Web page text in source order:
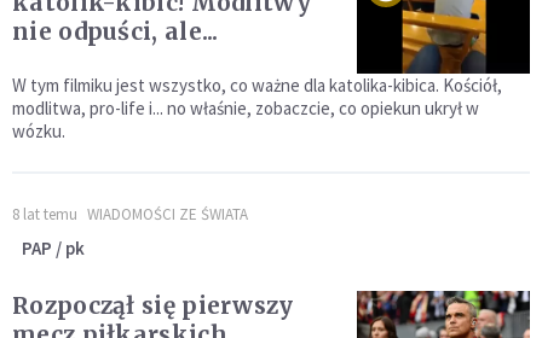
nie odpuści, ale...
W tym filmiku jest wszystko, co ważne dla katolika-kibica. Kościół,
modlitwa, pro-life i... no właśnie, zobaczcie, co opiekun ukrył w
wózku.
8 lat temu WIADOMOŚCI ZE ŚWIATA
PAP / pk
Rozpoczął się pierwszy